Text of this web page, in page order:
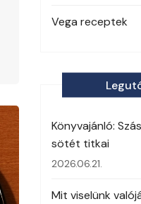
Vega receptek
Könyvajánló:
sötét titkai
2026.06.21.
Mit viselünk